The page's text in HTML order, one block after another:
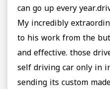
can go up every
My incredibly
to his work from the
and effective. those
self driving car only in
sending its custom